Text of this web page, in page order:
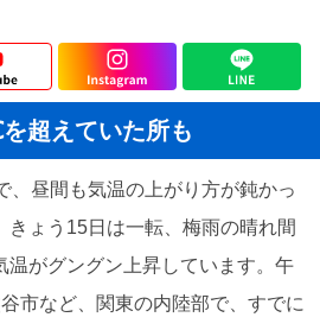
超えていた所も
、昼間も気温の上がり方が鈍かっ
きょう15日は一転、梅雨の晴れ間
温がグングン上昇しています。午
市など、関東の内陸部で、すでに